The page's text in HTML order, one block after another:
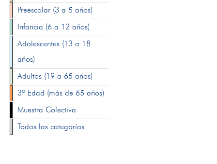
Preescolar (3 a 5 años)
Infancia (6 a 12 años)
Adolescentes (13 a 18
años)
Adultos (19 a 65 años)
3ª Edad (más de 65 años)
Muestra Colectiva
Todas las categorías...